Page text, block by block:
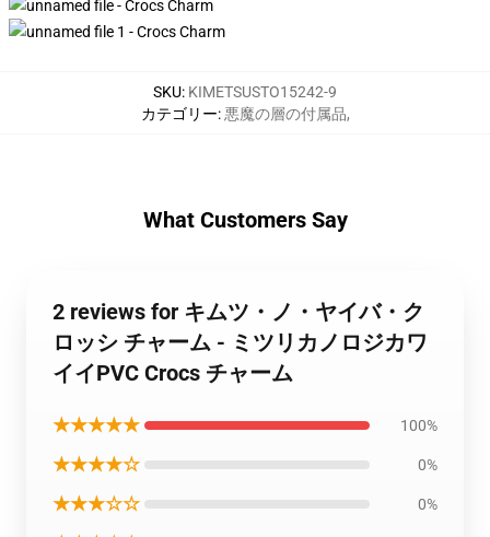
SKU: KIMETSUSTO15242-9
カテゴリー: 悪魔の層の付属品,
What Customers Say
2 reviews for キムツ・ノ・ヤイバ・ク
ロッシ チャーム - ミツリカノロジカワ
イイPVC Crocs チャーム
★★★★★ 100%
★★★★☆ 0%
★★★☆☆ 0%